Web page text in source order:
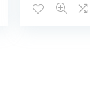
Range